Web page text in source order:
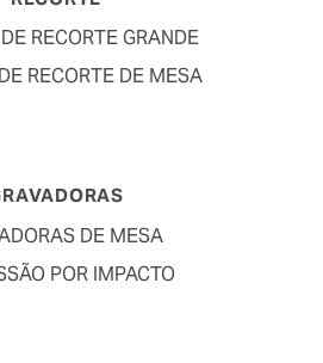
RECORTE GRANDE
RECORTE DE MESA
DE MESA
POR IMPACTO